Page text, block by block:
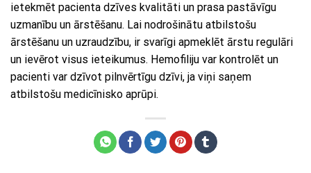
ietekmēt pacienta dzīves kvalitāti un prasa pastāvīgu
uzmanību un ārstēšanu. Lai nodrošinātu atbilstošu
ārstēšanu un uzraudzību, ir svarīgi apmeklēt ārstu regulāri
un ievērot visus ieteikumus. Hemofiliju var kontrolēt un
pacienti var dzīvot pilnvērtīgu dzīvi, ja viņi saņem
atbilstošu medicīnisko aprūpi.